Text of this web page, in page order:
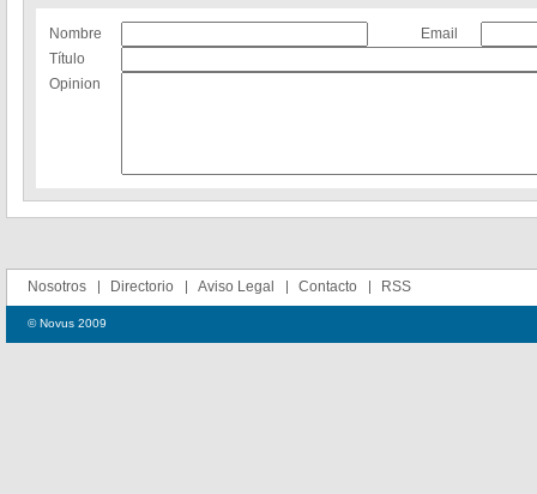
Nombre
Email
Título
Opinion
Nosotros Directorio Aviso Legal Contacto RSS
© Novus 2009